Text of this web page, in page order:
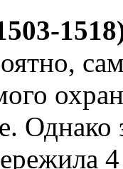
Однако